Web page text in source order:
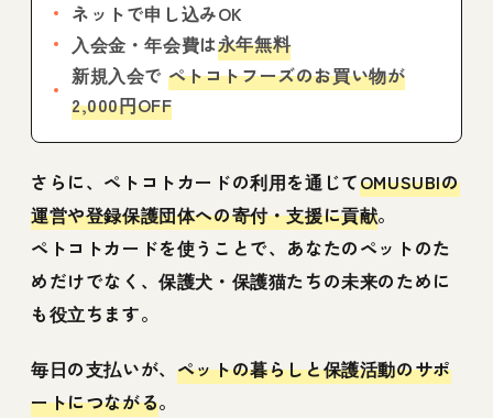
ネットで申し込みOK
入会金・年会費は永年無料
新規入会で ペトコトフーズのお買い物が
2,000円OFF
さらに、ペトコトカードの利用を通じてOMUSUBIの
運営や登録保護団体への寄付・支援に貢献。
ペトコトカードを使うことで、あなたのペットのた
めだけでなく、保護犬・保護猫たちの未来のために
も役立ちます。
毎日の支払いが、 ペットの暮らしと保護活動のサポ
ートにつながる。